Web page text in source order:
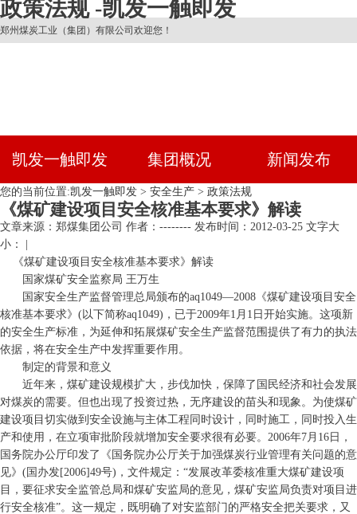
政策法规 -凯发一触即发
郑州煤炭工业（集团）有限公司欢迎您！
凯发一触即发 集团概况 新闻发布
您的当前位置:凯发一触即发 > 安全生产 > 政策法规
《煤矿建设项目安全核准基本要求》解读
文章来源：郑煤集团公司 作者：-------- 发布时间：2012-03-25 文字大
小： |
《煤矿建设项目安全核准基本要求》解读
国家煤矿安全监察局 王万生
国家安全生产监督管理总局颁布的aq1049—2008《煤矿建设项目安全
核准基本要求》(以下简称aq1049)，已于2009年1月1日开始实施。这项新
的安全生产标准，为延伸和拓展煤矿安全生产监督范围提供了有力的执法
依据，将在安全生产中发挥重要作用。
制定的背景和意义
近年来，煤矿建设规模扩大，步伐加快，保障了国民经济和社会发展
对煤炭的需要。但也出现了投资过热，无序建设的苗头和现象。为使煤矿
建设项目切实做到安全设施与主体工程同时设计，同时施工，同时投入生
产和使用，在立项审批阶段就增加安全要求很有必要。2006年7月16日，
国务院办公厅印发了《国务院办公厅关于加强煤炭行业管理有关问题的意
见》(国办发[2006]49号)，文件规定：“发展改革委核准重大煤矿建设项
目，要征求安全监管总局和煤矿安监局的意见，煤矿安监局负责对项目进
行安全核准”。这一规定，既明确了对安监部门的严格安全把关要求，又